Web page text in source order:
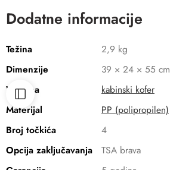
Dodatne informacije
Težina
2,9 kg
Dimenzije
39 × 24 × 55 cm
Veličina
kabinski kofer
Materijal
PP (polipropilen)
Broj točkića
4
Opcija zaključavanja
TSA brava